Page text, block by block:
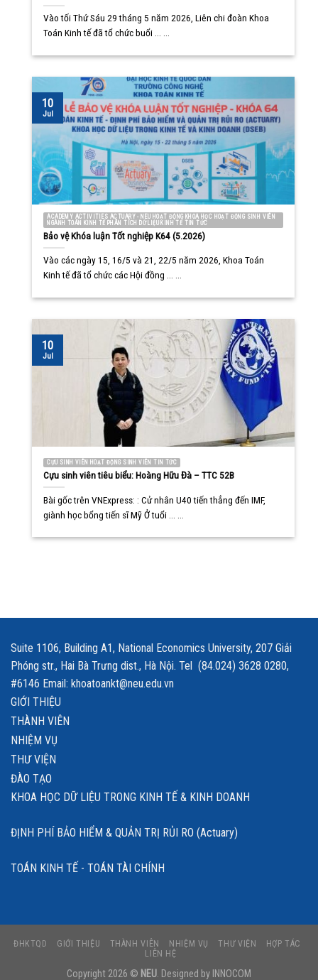
Vào tối Thứ Sáu 29 tháng 5 năm 2026, Liên chi đoàn Khoa
Toán Kinh tế đã tổ chức buổi ... ...
ACADEMY ACTIVITIES ACTUARY - NEU HOẠT ĐỘNG KHOA HỌC HOẠT ĐỘNG SINH VIÊN
NGÀNH TOÁN KINH TẾ PHÂN TÍCH DỮ LIỆU KINH TẾ TIN TỨC
Bảo vệ Khóa luận Tốt nghiệp K64 (5.2026)
Vào các ngày 15, 16/5 và 21, 22/5 năm 2026, Khoa Toán
Kinh tế đã tổ chức các Hội đồng ... ...
10
Jul
CỰU SINH VIÊN HOẠT ĐỘNG SINH VIÊN TIN TỨC
Cựu sinh viên tiêu biểu: Hoàng Hữu Đà – TTC 52B
Bài gốc trên VNExpress: : Cử nhân U40 tiến thẳng đến IMF,
giành học bổng tiến sĩ Mỹ Ở tuổi ... ...
10
Jul
Suite 1106, Building A1, National Economics University, 207 Giải
Phóng str., Hai Bà Trưng dist., Hà Nội. Tel (84.024) 3628 0280,
#6146 Email: khoatoankt@neu.edu.vn
GIỚI THIỆU
THÀNH VIÊN
NHIỆM VỤ
THƯ VIỆN
ĐÀO TẠO
KHOA HỌC DỮ LIỆU TRONG KINH TẾ & KINH DOANH
ĐỊNH PHÍ BẢO HIỂM & QUẢN TRỊ RỦI RO (Actuary)
TOÁN KINH TẾ - TOÁN TÀI CHÍNH
ĐHKTQD GIỚI THIỆU THÀNH VIÊN NHIỆM VỤ THƯ VIỆN
HỢP TÁC
LIÊN HỆ
Copyright 2026 © NEU. Designed by INNOCOM